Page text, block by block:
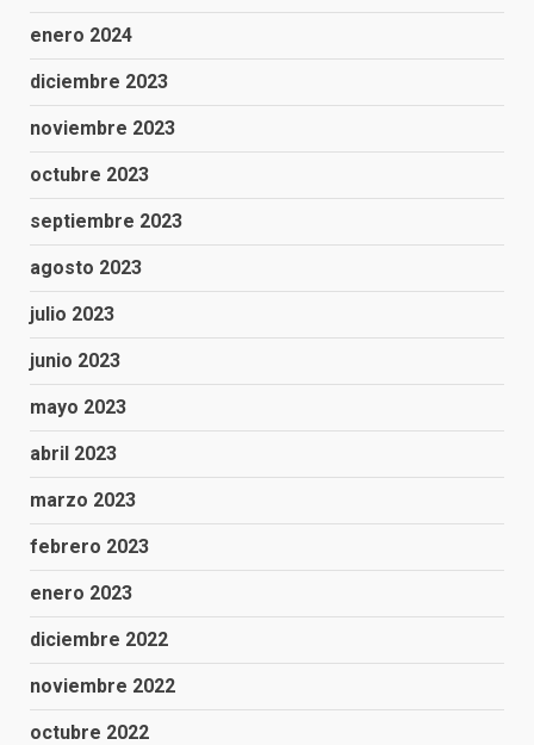
enero 2024
diciembre 2023
noviembre 2023
octubre 2023
septiembre 2023
agosto 2023
julio 2023
junio 2023
mayo 2023
abril 2023
marzo 2023
febrero 2023
enero 2023
diciembre 2022
noviembre 2022
octubre 2022